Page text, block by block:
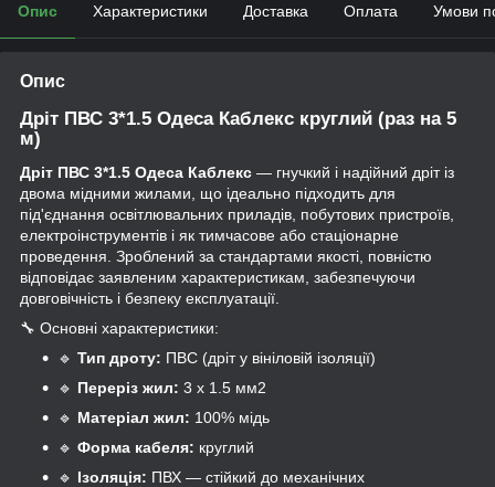
Опис Характеристики Доставка Оплата Умови
Опис
Дріт ПВС 3*1.5 Одеса Каблекс круглий (раз на 5
м)
Дріт ПВС 3*1.5 Одеса Каблекс — гнучкий і надійний дріт із
двома мідними жилами, що ідеально підходить для
під'єднання освітлювальних приладів, побутових пристроїв,
електроінструментів і як тимчасове або стаціонарне
проведення. Зроблений за стандартами якості, повністю
відповідає заявленим характеристикам, забезпечуючи
довговічність і безпеку експлуатації.
🔧 Основні характеристики:
🔹 Тип дроту: ПВС (дріт у вініловій ізоляції)
🔹 Переріз жил: 3 x 1.5 мм2
🔹 Матеріал жил: 100% мідь
🔹 Форма кабеля: круглий
🔹 Ізоляція: ПВХ — стійкий до механічних